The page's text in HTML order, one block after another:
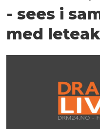
- sees i
med